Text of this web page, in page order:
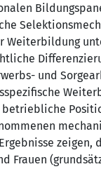
Weiterbildung
und
zeigen,
Frauen